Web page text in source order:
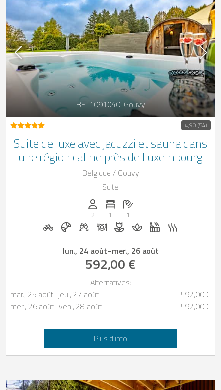
BE-1091040-Gouvy
4,90 (54)
Suite de luxe avec jacuzzi et sauna dans
une région calme près de Luxembourg
Belgique / Gouvy
Suite
Personnes (max): 2
2
Nombre de chambres: 1
1
Nombre de salles de bain: 1
1
Location de vélos sur demande
Petit-déjeuner réservable chez Casapilot
Boissons de bienvenue sur demande
Dîner sur demande
Fleurs et décoration
Massage sur demande
Jacuzzi
lun., 24 août–mer., 26 août
592,00 €
Alternatives:
mar., 25 août–jeu., 27 août
592,00 €
mer., 26 août–ven., 28 août 592,00 €
Plus d’info